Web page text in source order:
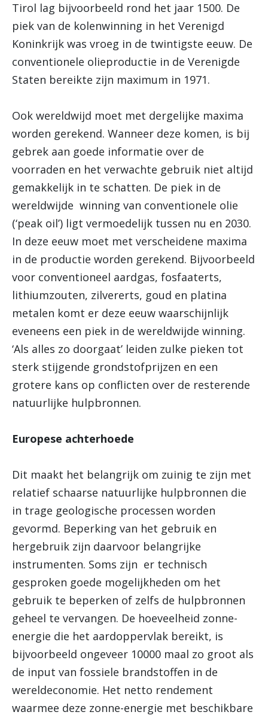
Tirol lag bijvoorbeeld rond het jaar 1500. De
piek van de kolenwinning in het Verenigd
Koninkrijk was vroeg in de twintigste eeuw. De
conventionele olieproductie in de Verenigde
Staten bereikte zijn maximum in 1971.
Ook wereldwijd moet met dergelijke maxima
worden gerekend. Wanneer deze komen, is bij
gebrek aan goede informatie over de
voorraden en het verwachte gebruik niet altijd
gemakkelijk in te schatten. De piek in de
wereldwijde winning van conventionele olie
(‘peak oil’) ligt vermoedelijk tussen nu en 2030.
In deze eeuw moet met verscheidene maxima
in de productie worden gerekend. Bijvoorbeeld
voor conventioneel aardgas, fosfaaterts,
lithiumzouten, zilvererts, goud en platina
metalen komt er deze eeuw waarschijnlijk
eveneens een piek in de wereldwijde winning.
‘Als alles zo doorgaat’ leiden zulke pieken tot
sterk stijgende grondstofprijzen en een
grotere kans op conflicten over de resterende
natuurlijke hulpbronnen.
Europese achterhoede
Dit maakt het belangrijk om zuinig te zijn met
relatief schaarse natuurlijke hulpbronnen die
in trage geologische processen worden
gevormd. Beperking van het gebruik en
hergebruik zijn daarvoor belangrijke
instrumenten. Soms zijn er technisch
gesproken goede mogelijkheden om het
gebruik te beperken of zelfs de hulpbronnen
geheel te vervangen. De hoeveelheid zonne-
energie die het aardoppervlak bereikt, is
bijvoorbeeld ongeveer 10000 maal zo groot als
de input van fossiele brandstoffen in de
wereldeconomie. Het netto rendement
waarmee deze zonne-energie met beschikbare